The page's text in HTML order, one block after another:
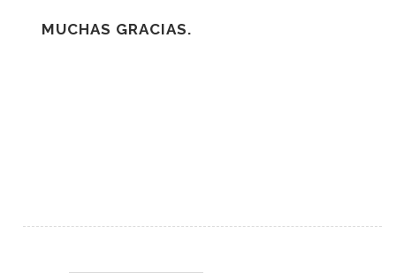
MUCHAS GRACIAS.